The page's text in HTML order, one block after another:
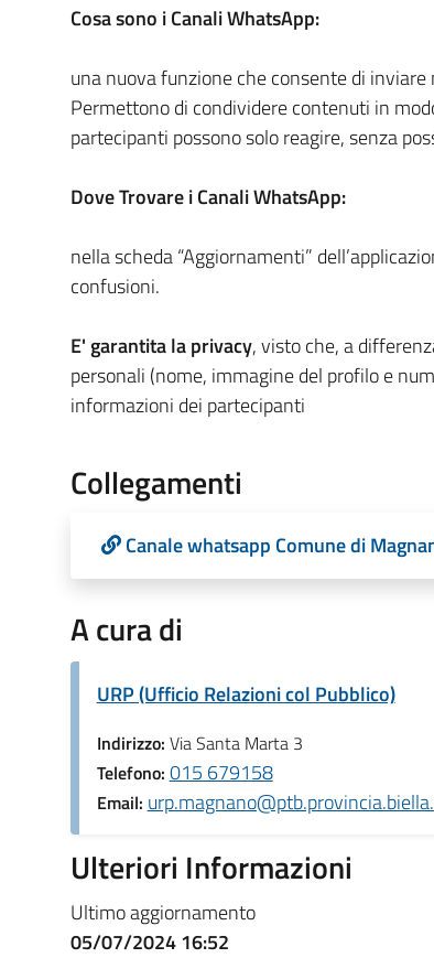
Cosa sono i Canali WhatsApp:
una nuova funzione che consente di
Permettono di condividere contenuti in
partecipanti possono solo reagire, senza
Dove Trovare i Canali WhatsApp:
nella scheda “Aggiornamenti”
confusioni.
E' garantita la privacy, visto che, a
personali (nome, immagine del profilo e
informazioni dei partecipanti
Collegamenti
Canale whatsapp Comune di
A cura di
URP (Ufficio Relazioni col Pubblico)
Indirizzo: Via Santa Marta 3
Telefono: 015 679158
Email:
Ulteriori Informazioni
Ultimo aggiornamento
05/07/2024 16:52